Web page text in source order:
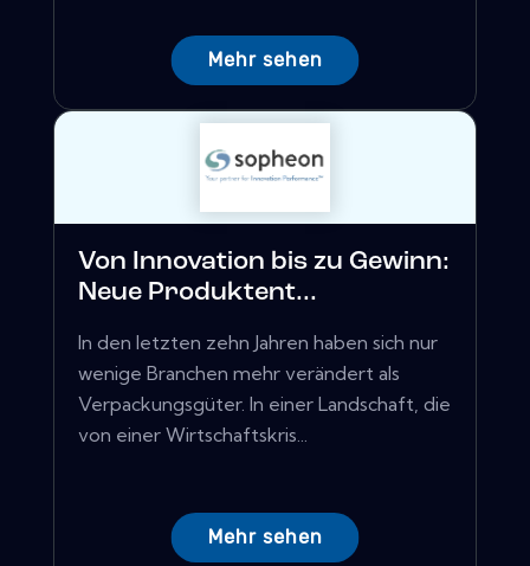
Mehr sehen
Von Innovation bis zu Gewinn:
Neue Produktent...
In den letzten zehn Jahren haben sich nur
wenige Branchen mehr verändert als
Verpackungsgüter. In einer Landschaft, die
von einer Wirtschaftskris...
Mehr sehen